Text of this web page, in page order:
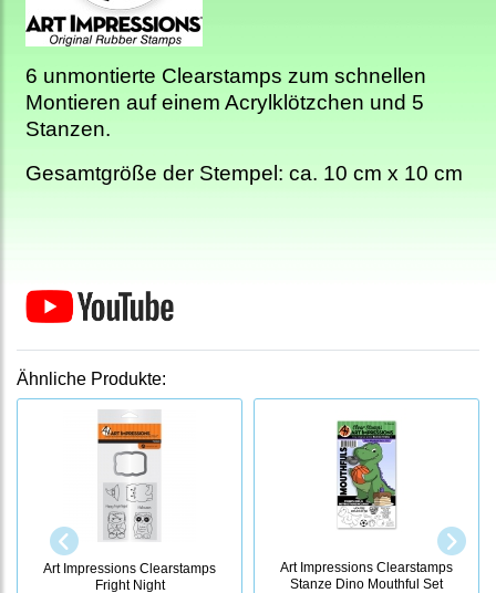
6 unmontierte Clearstamps zum schnellen
Montieren auf einem Acrylklötzchen und 5
Stanzen.
Gesamtgröße der Stempel: ca. 10 cm x 10 cm
Ähnliche Produkte:
Art Impressions Clearstamps
Fright Night
Art Impressions Clearstamps
Stanze Dino Mouthful Set